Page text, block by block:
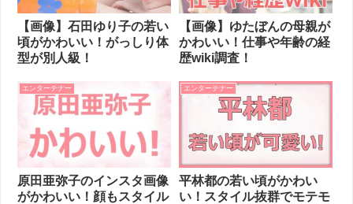
【画像】石田ゆり子の若い
頃がかわいい！がっしり体
型が別人級！
【画像】ゆたぼんの母親が
かわいい！仕事や年齢の経
歴wiki調査！
エンターテナー
原田亜弥子のインスタ画像
がかわいい！顔もスタイル
エンターテナー
平林都の若い頃がかわい
い！スタイル抜群でモテモ